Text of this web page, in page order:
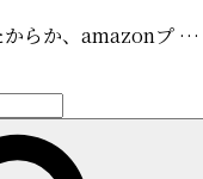
からか、amazonプ …